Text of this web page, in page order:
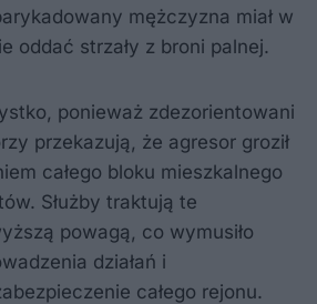
mężczyzna miał w
oddać strzały z broni palnej.
ponieważ zdezorientowani
przekazują, że agresor groził
całego bloku mieszkalnego
Służby traktują te
powagą, co wymusiło
działań i
całego rejonu.